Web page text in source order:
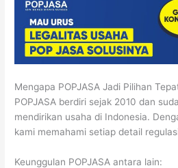
Mengapa POPJASA Jadi Pilihan
POPJASA berdiri sejak 2010 dan
mendirikan usaha di Indonesia.
kami memahami setiap detail
Keunggulan POPJASA antara lain: